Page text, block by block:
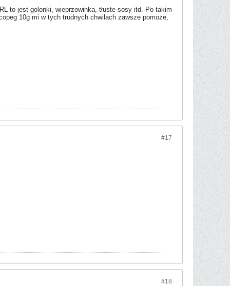
to jest golonki, wieprzowinka, tłuste sosy itd. Po takim
10g mi w tych trudnych chwilach zawsze pomoże,
#17
#18